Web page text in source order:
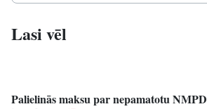
Lasi vēl
Palielinās maksu par nepamatotu NMPD